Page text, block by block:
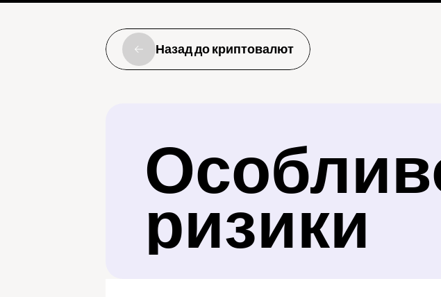
Назад до криптовалют
ризики